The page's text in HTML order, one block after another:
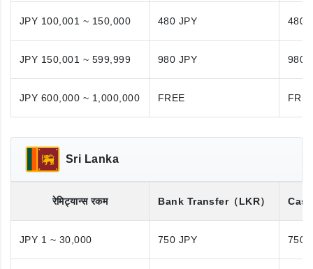
JPY 100,001 ~ 150,000 480 JPY 480
JPY 150,001 ~ 599,999 980 JPY 980
JPY 600,000 ~ 1,000,000 FREE
Sri Lanka
रेमिट्यान्स रकम Bank Transfer（LKR）
JPY 1 ~ 30,000 750 JPY 750